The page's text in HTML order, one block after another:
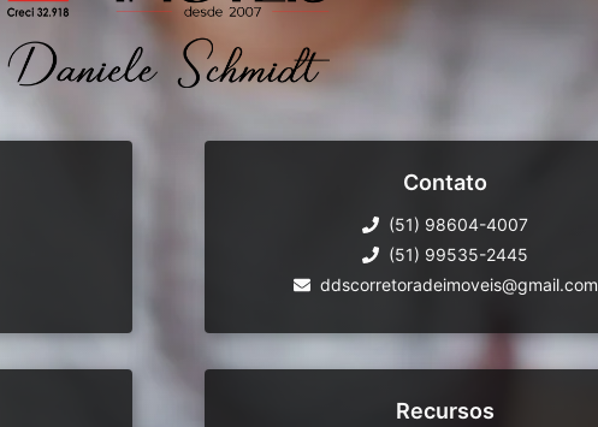
Contato
(51) 98604-4007
(51) 99535-2445
ddscorretoradeimoveis@gmail.com
Recursos